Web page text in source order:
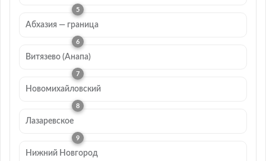
Абхазия — граница
Витязево (Анапа)
Новомихайловский
Лазаревское
Нижний Новгород